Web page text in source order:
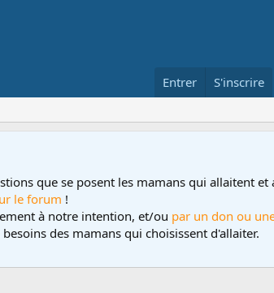
Entrer S'inscrire
que se posent les mamans qui allaitent et
le forum !
à notre intention, et/ou par un don ou
des mamans qui choisissent d'allaiter.